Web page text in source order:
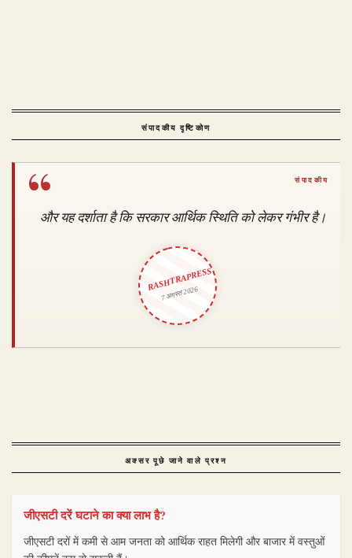
संपादकीय दृष्टिकोण
और यह दर्शाता है कि सरकार आर्थिक स्थिति को लेकर गंभीर है।
RASHTRAPRESS
7 अगस्त 2026
अक्सर पूछे जाने वाले प्रश्न
जीएसटी दरें घटाने का क्या लाभ है?
जीएसटी दरों में कमी से आम जनता को आर्थिक राहत मिलेगी और बाजार में वस्तुओं